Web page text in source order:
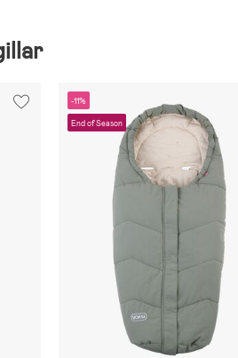
-11%
End of Season